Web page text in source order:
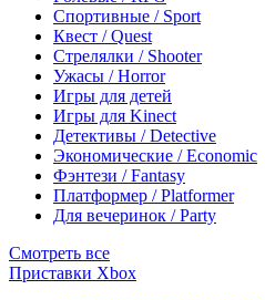
Спортивные / Sport
Квест / Quest
Стрелялки / Shooter
Ужасы / Horror
Игры для детей
Игры для Kinect
Детективы / Detective
Экономические / Economic
Фэнтези / Fantasy
Платформер / Platformer
Для вечеринок / Party
Смотреть все
Приставки Xbox